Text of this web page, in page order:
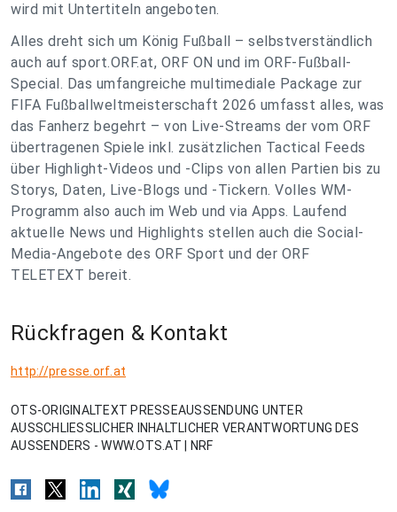
wird mit Untertiteln angeboten.
Alles dreht sich um König Fußball – selbstverständlich
auch auf sport.ORF.at, ORF ON und im ORF-Fußball-
Special. Das umfangreiche multimediale Package zur
FIFA Fußballweltmeisterschaft 2026 umfasst alles, was
das Fanherz begehrt – von Live-Streams der vom ORF
übertragenen Spiele inkl. zusätzlichen Tactical Feeds
über Highlight-Videos und -Clips von allen Partien bis zu
Storys, Daten, Live-Blogs und -Tickern. Volles WM-
Programm also auch im Web und via Apps. Laufend
aktuelle News und Highlights stellen auch die Social-
Media-Angebote des ORF Sport und der ORF
TELETEXT bereit.
Rückfragen & Kontakt
http://presse.orf.at
OTS-ORIGINALTEXT PRESSEAUSSENDUNG UNTER
AUSSCHLIESSLICHER INHALTLICHER VERANTWORTUNG DES
AUSSENDERS - WWW.OTS.AT | NRF